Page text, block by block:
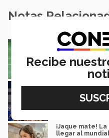
Notas
México va por
flag football en
José Longino Torres
Borregos CCM
Mauricio Berdón
¡Jaque mate!
llegar al
Recibe